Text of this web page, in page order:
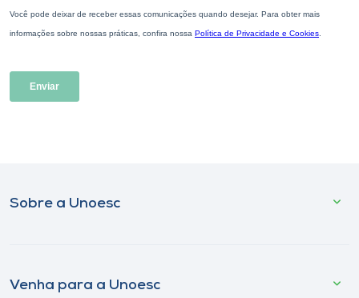
Sobre a Unoesc
Venha para a Unoesc